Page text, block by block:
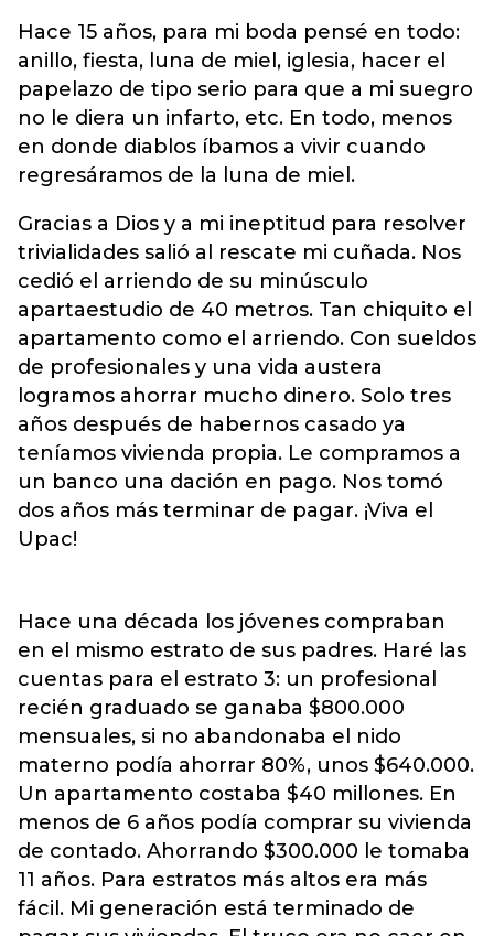
Hace 15 años, para mi boda pensé en todo:
anillo, fiesta, luna de miel, iglesia, hacer el
papelazo de tipo serio para que a mi suegro
no le diera un infarto, etc. En todo, menos
en donde diablos íbamos a vivir cuando
regresáramos de la luna de miel.
Gracias a Dios y a mi ineptitud para resolver
trivialidades salió al rescate mi cuñada. Nos
cedió el arriendo de su minúsculo
apartaestudio de 40 metros. Tan chiquito el
apartamento como el arriendo. Con sueldos
de profesionales y una vida austera
logramos ahorrar mucho dinero. Solo tres
años después de habernos casado ya
teníamos vivienda propia. Le compramos a
un banco una dación en pago. Nos tomó
dos años más terminar de pagar. ¡Viva el
Upac!
Hace una década los jóvenes compraban
en el mismo estrato de sus padres. Haré las
cuentas para el estrato 3: un profesional
recién graduado se ganaba $800.000
mensuales, si no abandonaba el nido
materno podía ahorrar 80%, unos $640.000.
Un apartamento costaba $40 millones. En
menos de 6 años podía comprar su vivienda
de contado. Ahorrando $300.000 le tomaba
11 años. Para estratos más altos era más
fácil. Mi generación está terminado de